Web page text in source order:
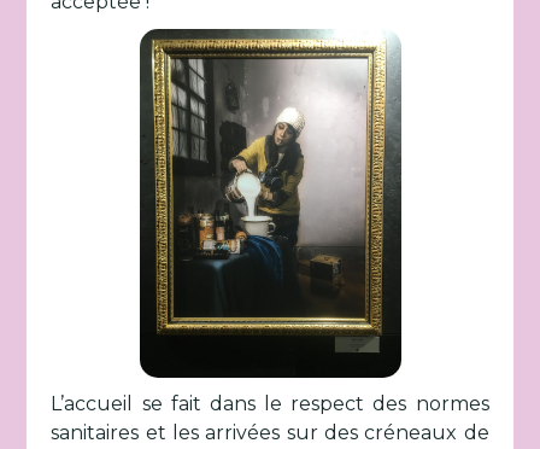
L’accueil se fait dans le respect des normes
sanitaires et les arrivées sur des créneaux de